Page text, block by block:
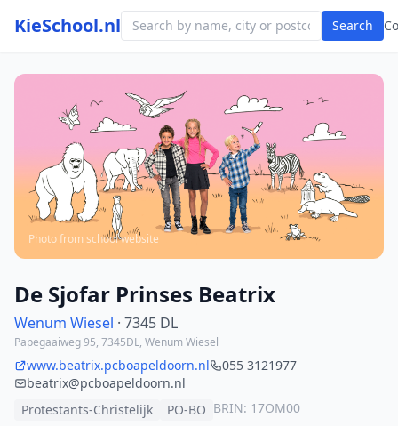
KieSchool.nl Search
Photo from school website
De Sjofar Prinses Beatrix
Wenum Wiesel · 7345 DL
Papegaaiweg 95, 7345DL, Wenum Wiesel
www.beatrix.pcboapeldoorn.nl
055 3121977
beatrix@pcboapeldoorn.nl
Protestants-Christelijk
PO-BO BRIN: 17OM00